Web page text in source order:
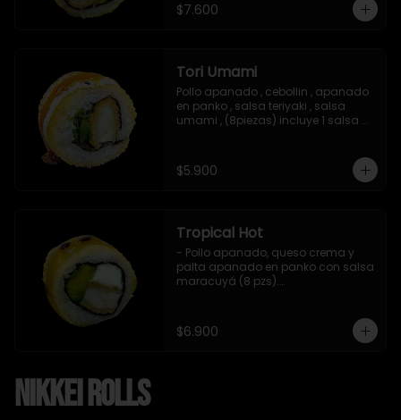
$7.600
Tori Umami
Pollo apanado , cebollin , apanado
en panko , salsa teriyaki , salsa
umami , (8piezas) incluye 1 salsa
$5.900
Tropical Hot
- Pollo apanado, queso crema y
palta apanado en panko con salsa
maracuyá (8 pzs).
$6.900
Nikkei Rolls